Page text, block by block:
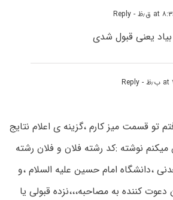
- Reply
یعنی قبول شدی
- Reply
تو قسمت میز کارم ،گزینه ی اعلام نتایج
نوشته :کد رشته فلان و فلان رشته
،دانشگاه امام حسین علیه السلام ،و
دعوت کننده به مصاحبه،،،نزده قبولی یا